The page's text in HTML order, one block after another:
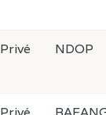
Privé NDOP